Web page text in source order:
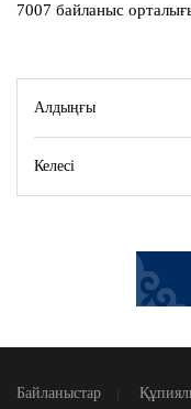
7007 байланыс
Алдыңғы
Келесі
Байланыстар